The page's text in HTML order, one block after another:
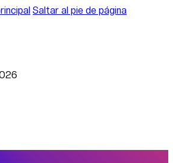
Saltar al pie de página